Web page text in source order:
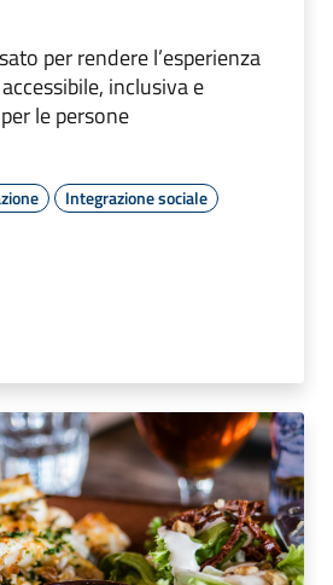
per rendere l’esperienza
inclusiva e
le persone
Integrazione sociale